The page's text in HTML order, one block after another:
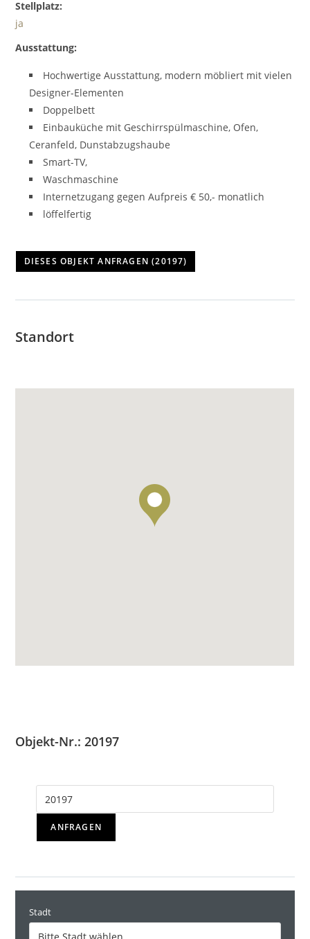
Stellplatz:
ja
Ausstattung:
Hochwertige Ausstattung, modern möbliert mit vielen
Designer-Elementen
Doppelbett
Einbauküche mit Geschirrspülmaschine, Ofen,
Ceranfeld, Dunstabzugshaube
Smart-TV,
Waschmaschine
Internetzugang gegen Aufpreis € 50,- monatlich
löffelfertig
Standort
Objekt-Nr.: 20197
ANFRAGEN
Stadt